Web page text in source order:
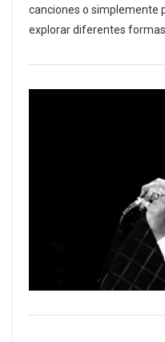
canciones o simplemente
explorar diferentes formas